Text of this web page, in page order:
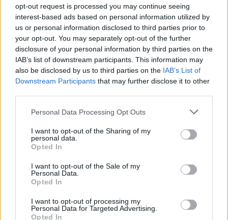
opt-out request is processed you may continue seeing
interest-based ads based on personal information utilized by
us or personal information disclosed to third parties prior to
your opt-out. You may separately opt-out of the further
disclosure of your personal information by third parties on the
IAB’s list of downstream participants. This information may
also be disclosed by us to third parties on the IAB’s List of
Downstream Participants that may further disclose it to other
Please note that this website/app uses one or more Google
not limited to your visit or usage behaviour. You may click to
grant or deny consent to Google and its third-party tags to
use your data for below specified purposes in below Google
consent section.
Personal Data Processing Opt Outs
I want to opt-out of the Sharing of my
personal data.
Opted In
I want to opt-out of the Sale of my
Personal Data.
Opted In
I want to opt-out of processing my
Personal Data for Targeted Advertising.
Opted In